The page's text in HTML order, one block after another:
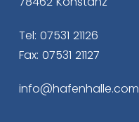
Tel: 07531 21126
Fax: 07531 21127
info@hafenhalle.com